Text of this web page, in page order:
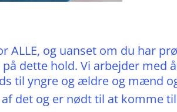
ALLE, og uanset om du har
dette hold. Vi arbejder med
til yngre og ældre og mænd
det og er nødt til at komme